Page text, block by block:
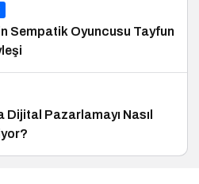
Sempatik Oyuncusu Tayfun
Dijital Pazarlamayı Nasıl